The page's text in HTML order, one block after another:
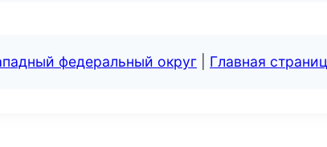
федеральный округ Главная